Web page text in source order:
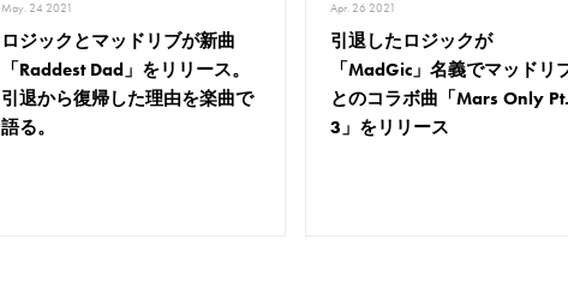
May. 24 2021
ロジックとマッドリブが新曲
「Raddest Dad」をリリース。
引退から復帰した理由を楽曲で
語る。
Apr. 26 2021
引退したロジックが
「MadGic」名義でマッドリ
とのコラボ曲「Mars Only
3」をリリース